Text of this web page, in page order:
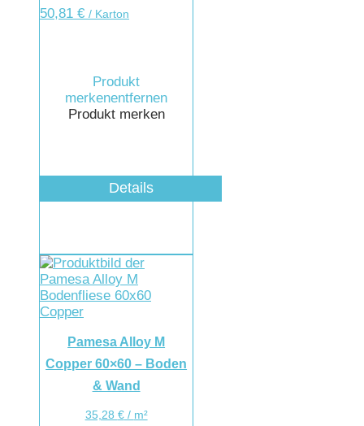
50,81 € / Karton
Produkt
merkenentfernen
Produkt merken
Details
Pamesa Alloy M
Copper 60×60 – Boden
& Wand
35,28 €/ m²